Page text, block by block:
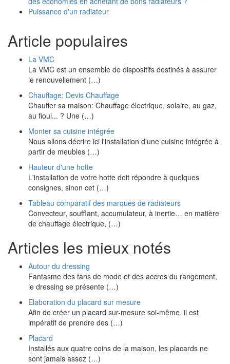
Puissance d'un radiateur
Article populaires
La VMC
La VMC est un ensemble de dispositifs destinés à assurer
le renouvellement (…)
Chauffage: Devis Chauffage
Chauffer sa maison: Chauffage électrique, solaire, au gaz,
au fioul... ? Une (…)
Monter sa cuisine intégrée
Nous allons décrire ici l'installation d'une cuisine intégrée à
partir de meubles (…)
Hauteur d'une hotte
L'installation de votre hotte doit répondre à quelques
consignes, sinon cet (…)
Tableau comparatif des marques de radiateurs
Convecteur, soufflant, accumulateur, à inertie… en matière
de chauffage électrique, (…)
Articles les mieux notés
Autour du dressing
Fantasme des fans de mode et des accros du rangement,
le dressing se présente (…)
Elaboration du placard sur mesure
Afin de créer un placard sur-mesure soi-même, il est
impératif de prendre des (…)
Placard
Installés aux quatre coins de la maison, les placards ne
sont jamais assez (…)